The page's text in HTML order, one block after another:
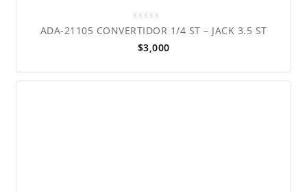
out
of
ADA-21105 CONVERTIDOR 1/4 ST – JACK 3.5 ST
$3,000